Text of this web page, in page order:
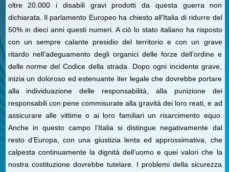
oltre 20.000 i disabili gravi prodotti da questa guerra non
dichiarata. Il parlamento Europeo ha chiesto all’Italia di ridurre del
50% in dieci anni questi numeri. A ciò lo stato italiano ha risposto
con un sempre calante presidio del territorio e con un grave
ritardo nell’adeguamento degli organici delle forze dell’ordine e
delle norme del Codice della strada. Dopo ogni incidente grave,
inizia un doloroso ed estenuante iter legale che dovrebbe portare
alla individuazione delle responsabilità, alla punizione dei
responsabili con pene commisurate alla gravità dei loro reati, e ad
assicurare alle vittime o ai loro familiari un risarcimento equo.
Anche in questo campo l’Italia si distingue negativamente dal
resto d’Europa, con una giustizia lenta ed approssimativa, che
calpesta continuamente la dignità dell’uomo e quei valori che la
nostra costituzione dovrebbe tutelare. I problemi della sicurezza